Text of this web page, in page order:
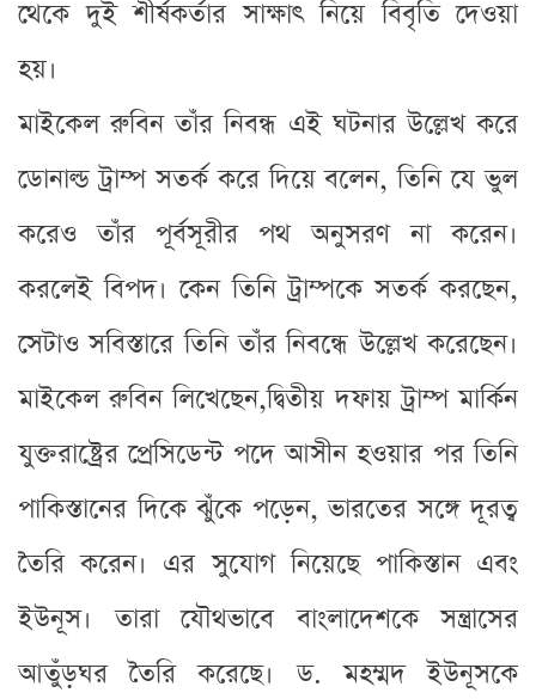
থেকে দুই শীর্ষকর্তার সাক্ষাৎ নিয়ে বিবৃতি দেওয়া
হয়।
মাইকেল রুবিন তাঁর নিবন্ধ এই ঘটনার উল্লেখ করে
ডোনাল্ড ট্রাম্প সতর্ক করে দিয়ে বলেন, তিনি যে ভুল
করেও তাঁর পূর্বসূরীর পথ অনুসরণ না করেন।
করলেই বিপদ। কেন তিনি ট্রাম্পকে সতর্ক করছেন,
সেটাও সবিস্তারে তিনি তাঁর নিবন্ধে উল্লেখ করেছেন।
মাইকেল রুবিন লিখেছেন,দ্বিতীয় দফায় ট্রাম্প মার্কিন
যুক্তরাষ্ট্রের প্রেসিডেন্ট পদে আসীন হওয়ার পর তিনি
পাকিস্তানের দিকে ঝুঁকে পড়েন, ভারতের সঙ্গে দূরত্ব
তৈরি করেন। এর সুযোগ নিয়েছে পাকিস্তান এবং
ইউনূস। তারা যৌথভাবে বাংলাদেশকে সন্ত্রাসের
আতুঁড়ঘর তৈরি করেছে। ড. মহম্মদ ইউনূসকে